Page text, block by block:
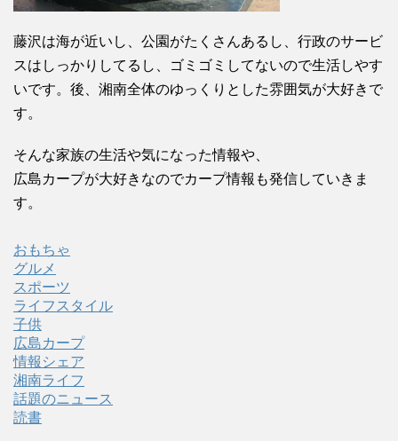
藤沢は海が近いし、公園がたくさんあるし、行政のサービ
スはしっかりしてるし、ゴミゴミしてないので生活しやす
いです。後、湘南全体のゆっくりとした雰囲気が大好きで
す。
そんな家族の生活や気になった情報や、
広島カープが大好きなのでカープ情報も発信していきま
す。
おもちゃ
グルメ
スポーツ
ライフスタイル
子供
広島カープ
情報シェア
湘南ライフ
話題のニュース
読書